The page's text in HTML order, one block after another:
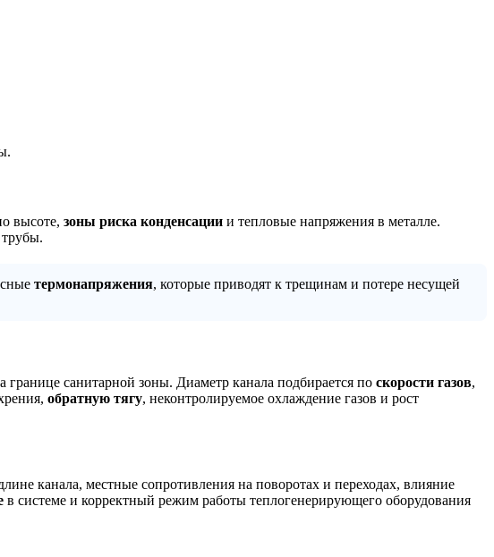
высоте, зоны риска конденсации и тепловые напряжения в металле.
термонапряжения, которые приводят к трещинам и потере несущей
санитарной зоны. Диаметр канала подбирается по скорости газов,
обратную тягу, неконтролируемое охлаждение газов и рост
канала, местные сопротивления на поворотах и переходах, влияние
в системе и корректный режим работы теплогенерирующего оборудования